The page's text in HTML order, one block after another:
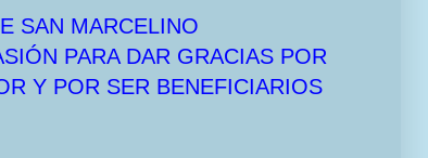
SAN MARCELINO
PARA DAR GRACIAS POR
Y POR SER BENEFICIARIOS